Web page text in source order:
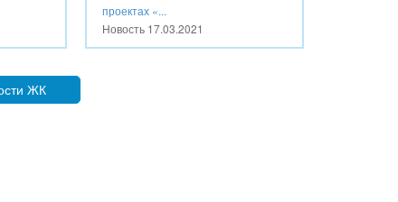
проектах «...
Новость 17.03.2021
ЖК